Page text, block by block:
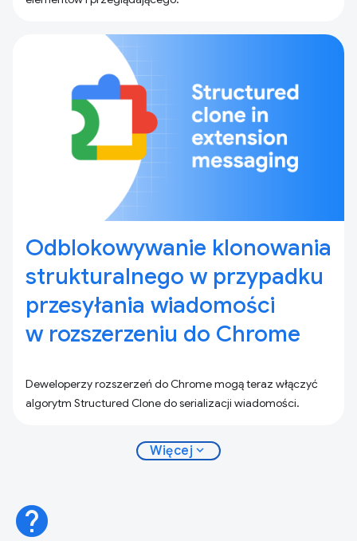
Odblokowywanie klonowania
strukturalnego w przypadku
przesyłania wiadomości
w rozszerzeniu do Chrome
Deweloperzy rozszerzeń do Chrome mogą teraz włączyć
algorytm Structured Clone do serializacji wiadomości.
Więcej expand_more
help